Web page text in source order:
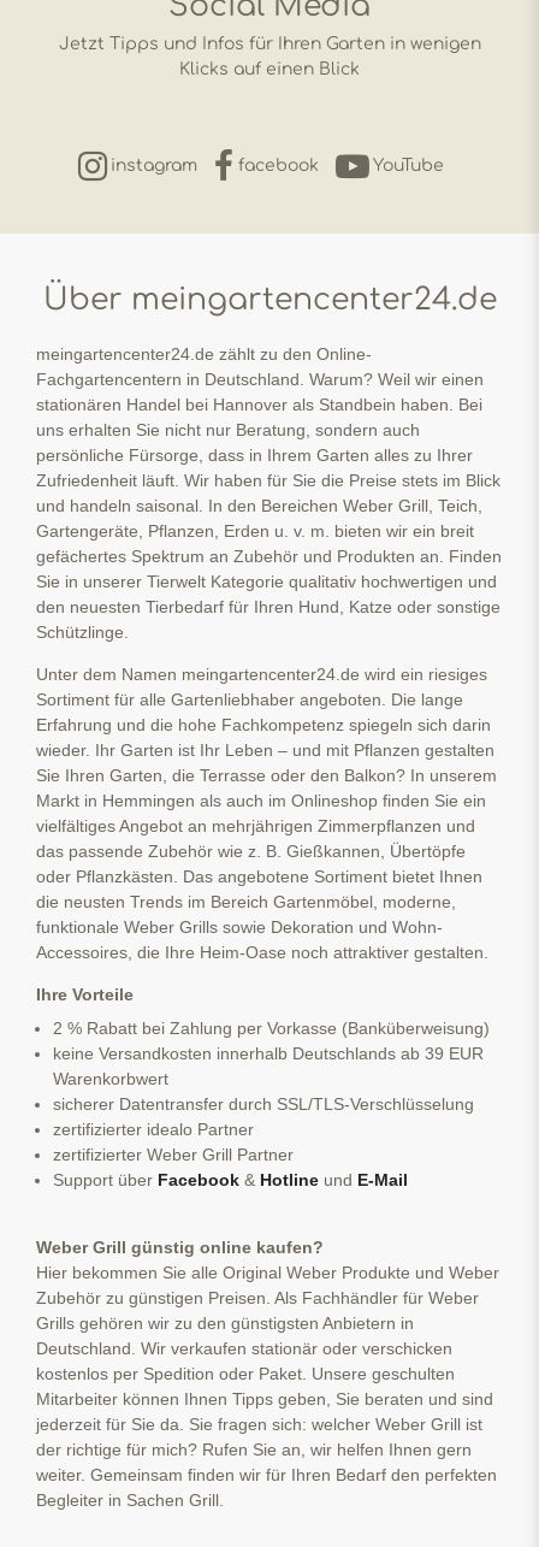
Jetzt Tipps und Infos für Ihren Garten in wenigen
Klicks auf einen Blick
instagram facebook YouTube
Über meingartencenter24.de
meingartencenter24.de zählt zu den Online-
Fachgartencentern in Deutschland. Warum? Weil wir einen
stationären Handel bei Hannover als Standbein haben. Bei
uns erhalten Sie nicht nur Beratung, sondern auch
persönliche Fürsorge, dass in Ihrem Garten alles zu Ihrer
Zufriedenheit läuft. Wir haben für Sie die Preise stets im Blick
und handeln saisonal. In den Bereichen Weber Grill, Teich,
Gartengeräte, Pflanzen, Erden u. v. m. bieten wir ein breit
gefächertes Spektrum an Zubehör und Produkten an. Finden
Sie in unserer Tierwelt Kategorie qualitativ hochwertigen und
den neuesten Tierbedarf für Ihren Hund, Katze oder sonstige
Schützlinge.
Unter dem Namen meingartencenter24.de wird ein riesiges
Sortiment für alle Gartenliebhaber angeboten. Die lange
Erfahrung und die hohe Fachkompetenz spiegeln sich darin
wieder. Ihr Garten ist Ihr Leben – und mit Pflanzen gestalten
Sie Ihren Garten, die Terrasse oder den Balkon? In unserem
Markt in Hemmingen als auch im Onlineshop finden Sie ein
vielfältiges Angebot an mehrjährigen Zimmerpflanzen und
das passende Zubehör wie z. B. Gießkannen, Übertöpfe
oder Pflanzkästen. Das angebotene Sortiment bietet Ihnen
die neusten Trends im Bereich Gartenmöbel, moderne,
funktionale Weber Grills sowie Dekoration und Wohn-
Accessoires, die Ihre Heim-Oase noch attraktiver gestalten.
Ihre Vorteile
2 % Rabatt bei Zahlung per Vorkasse (Banküberweisung)
keine Versandkosten innerhalb Deutschlands ab 39 EUR
Warenkorbwert
sicherer Datentransfer durch SSL/TLS-Verschlüsselung
zertifizierter idealo Partner
zertifizierter Weber Grill Partner
Support über Facebook & Hotline und E-Mail
Weber Grill günstig online kaufen?
Hier bekommen Sie alle Original Weber Produkte und Weber
Zubehör zu günstigen Preisen. Als Fachhändler für Weber
Grills gehören wir zu den günstigsten Anbietern in
Deutschland. Wir verkaufen stationär oder verschicken
kostenlos per Spedition oder Paket. Unsere geschulten
Mitarbeiter können Ihnen Tipps geben, Sie beraten und sind
jederzeit für Sie da. Sie fragen sich: welcher Weber Grill ist
der richtige für mich? Rufen Sie an, wir helfen Ihnen gern
weiter. Gemeinsam finden wir für Ihren Bedarf den perfekten
Begleiter in Sachen Grill.